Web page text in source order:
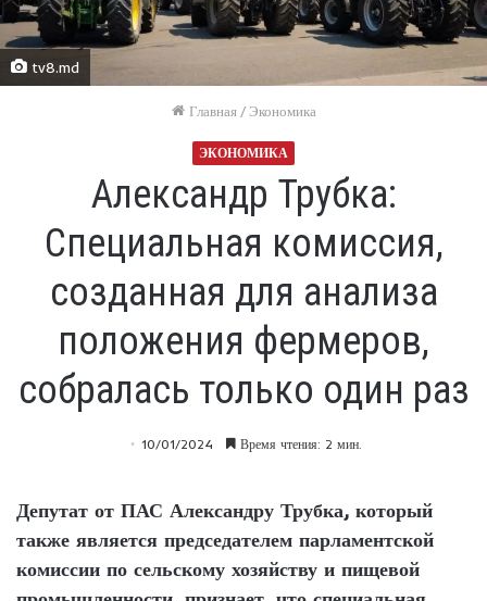
tv8.md
Главная / Экономика
ЭКОНОМИКА
Александр Трубка:
Специальная комиссия,
созданная для анализа
положения фермеров,
собралась только один раз
10/01/2024 Время чтения: 2 мин.
Депутат от ПАС Александру Трубка, который
также является председателем парламентской
комиссии по сельскому хозяйству и пищевой